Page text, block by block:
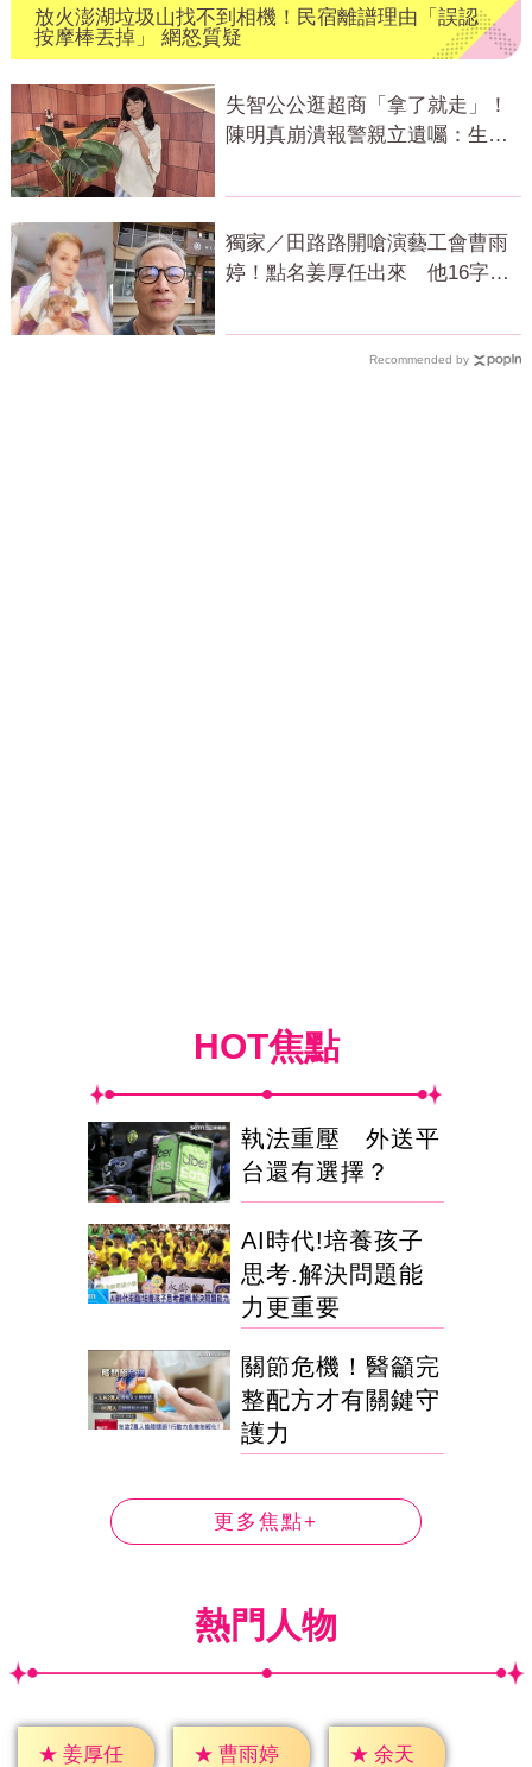
放火澎湖垃圾山找不到相機！民宿離譜理由「誤認
按摩棒丟掉」 網怒質疑
失智公公逛超商「拿了就走」！
陳明真崩潰報警親立遺囑：生命
獨家／田路路開嗆演藝工會曹雨
婷！點名姜厚任出來 他16字回
Recommended by
HOT焦點
執法重壓 外送平
台還有選擇？
AI時代!培養孩子
思考.解決問題能
力更重要
關節危機！醫籲完
整配方才有關鍵守
護力
更多焦點+
熱門人物
★ 姜厚任 ★ 曹雨婷 ★ 余天